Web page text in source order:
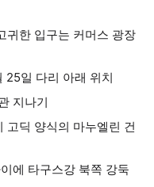
귀한 입구는 커머스 광장
25일 다리 아래 위치
지나기
고딕 양식의 마누엘린 건
에 타구스강 북쪽 강둑